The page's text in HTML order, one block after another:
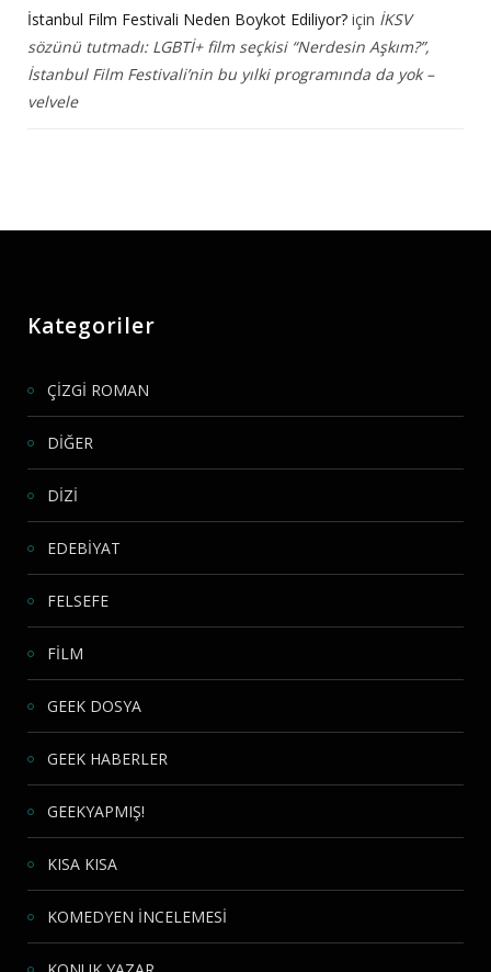
İstanbul Film Festivali Neden Boykot Ediliyor? için İKSV
sözünü tutmadı: LGBTİ+ film seçkisi “Nerdesin Aşkım?”,
İstanbul Film Festivali’nin bu yılki programında da yok –
velvele
Kategoriler
ÇİZGİ ROMAN
DİĞER
DİZİ
EDEBİYAT
FELSEFE
FİLM
GEEK DOSYA
GEEK HABERLER
GEEKYAPMIŞ!
KISA KISA
KOMEDYEN İNCELEMESİ